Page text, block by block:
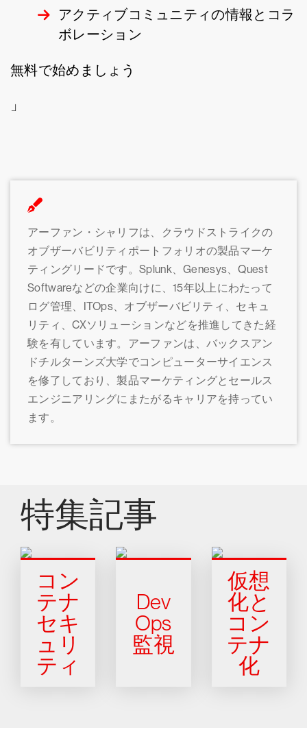
アクティブコミュニティの情報とコラ
ボレーション
無料で始めましょう
」
アーファン・シャリフは、クラウドストライクの
オブザーバビリティポートフォリオの製品マーケ
ティングリードです。Splunk、Genesys、Quest
Softwareなどの企業向けに、15年以上にわたって
ログ管理、ITOps、オブザーバビリティ、セキュ
リティ、CXソリューションなどを推進してきた経
験を有しています。アーファンは、バックスアン
ドチルターンズ大学でコンピューターサイエンス
を修了しており、製品マーケティングとセールス
エンジニアリングにまたがるキャリアを持ってい
ます。
特集記事
コン
テナ
セキ
ュリ
ティ
Dev
Ops
監視
仮想
化と
コン
テナ
化